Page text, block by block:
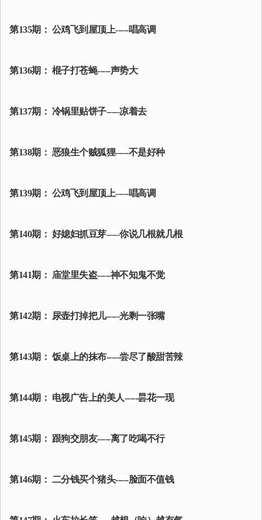
第135期： 公鸡飞到屋顶上-----唱高调
第136期： 棍子打苍蝇-----声势大
第137期： 冷锅里贴饼子-----凉着去
第138期： 恶狼生个贼狐狸-----不是好种
第139期： 公鸡飞到屋顶上-----唱高调
第140期： 好媳妇抓豆芽-----你说几根就几根
第141期： 庙堂里失盗-----神不知鬼不觉
第142期： 尿壶打掉把儿-----光剩一张嘴
第143期： 饭桌上的抹布-----尝尽了酸甜苦辣
第144期： 电视广告上的美人-----昙花一现
第145期： 跟狗交朋友-----离了吃喝不行
第146期： 二分钱买个猪头-----脸面不值钱